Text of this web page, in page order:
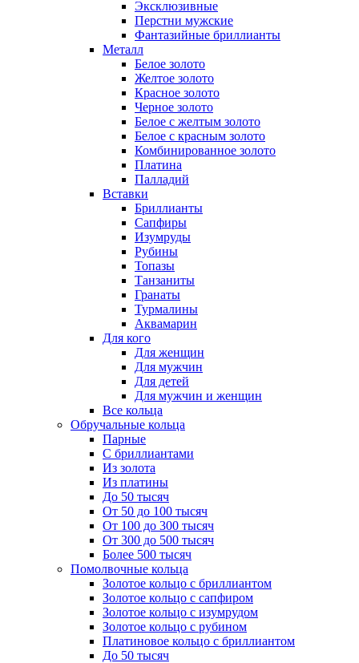
Эксклюзивные
Перстни мужские
Фантазийные бриллианты
Металл
Белое золото
Желтое золото
Красное золото
Черное золото
Белое с желтым золото
Белое с красным золото
Комбинированное золото
Платина
Палладий
Вставки
Бриллианты
Сапфиры
Изумруды
Рубины
Топазы
Танзаниты
Гранаты
Турмалины
Аквамарин
Для кого
Для женщин
Для мужчин
Для детей
Для мужчин и женщин
Все кольца
Обручальные кольца
Парные
С бриллиантами
Из золота
Из платины
До 50 тысяч
От 50 до 100 тысяч
От 100 до 300 тысяч
От 300 до 500 тысяч
Более 500 тысяч
Помолвочные кольца
Золотое кольцо с бриллиантом
Золотое кольцо с сапфиром
Золотое кольцо с изумрудом
Золотое кольцо с рубином
Платиновое кольцо с бриллиантом
До 50 тысяч